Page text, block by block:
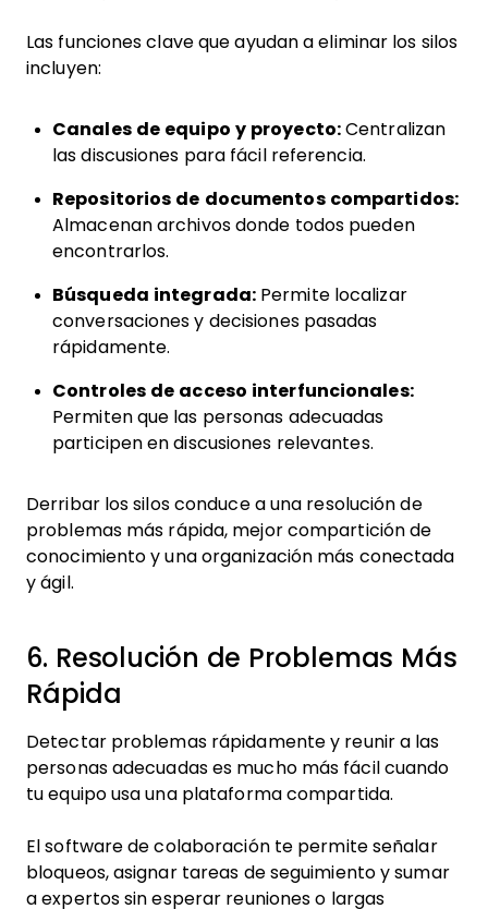
Las funciones clave que ayudan a eliminar los silos
incluyen:
Canales de equipo y proyecto:Centralizan
las discusiones para fácil referencia.
Repositorios de documentos compartidos:
Almacenan archivos donde todos pueden
encontrarlos.
Búsqueda integrada:Permite localizar
conversaciones y decisiones pasadas
rápidamente.
Controles de acceso interfuncionales:
Permiten que las personas adecuadas
participen en discusiones relevantes.
Derribar los silos conduce a una resolución de
problemas más rápida, mejor compartición de
conocimiento y una organización más conectada
y ágil.
6. Resolución de Problemas Más
Rápida
Detectar problemas rápidamente y reunir a las
personas adecuadas es mucho más fácil cuando
tu equipo usa una plataforma compartida.
El software de colaboración te permite señalar
bloqueos, asignar tareas de seguimiento y sumar
a expertos sin esperar reuniones o largas